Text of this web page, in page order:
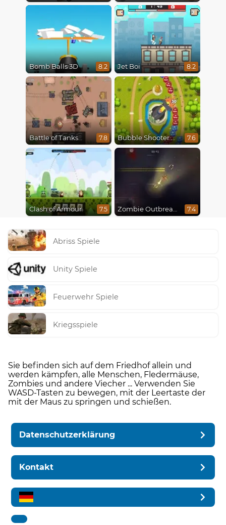
Bomb Balls 3D 8.2 Jet Boi 8.2
Battle of Tanks 7.8 Bubble Shooter Online 7.6
Clash of Armour 7.5 Zombie Outbreak Arena 7.4
Abriss Spiele
Unity Spiele
Feuerwehr Spiele
Kriegsspiele
Sie befinden sich auf dem Friedhof allein und
werden kämpfen, alle Menschen, Fledermäuse,
Zombies und andere Viecher ... Verwenden Sie
WASD-Tasten zu bewegen, mit der Leertaste der
mit der Maus zu springen und schießen.
Datenschutzerklärung
Kontakt